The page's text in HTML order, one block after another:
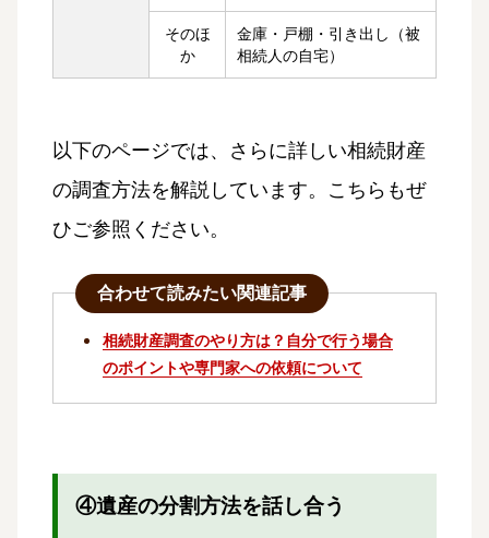
そのほ
か
金庫・戸棚・引き出し（被
相続人の自宅）
以下のページでは、さらに詳しい相続財産
の調査方法を解説しています。こちらもぜ
ひご参照ください。
合わせて読みたい関連記事
相続財産調査のやり方は？自分で行う場合
のポイントや専門家への依頼について
④遺産の分割方法を話し合う